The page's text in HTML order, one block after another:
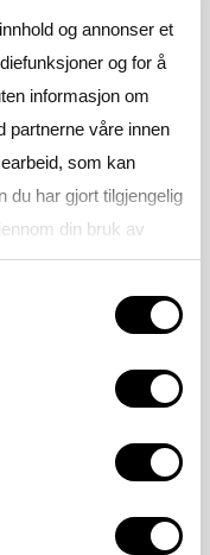
og annonser et
og for å
informasjon om
partnerne våre innen
som kan
du har gjort tilgjengelig
din bruk av